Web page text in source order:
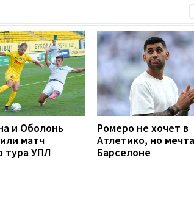
и Оболонь
матч
тура УПЛ
Ромеро не хочет в
Атлетико, но
Барселоне